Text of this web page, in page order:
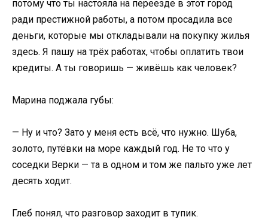
потому что ты настояла на переезде в этот город
ради престижной работы, а потом просадила все
деньги, которые мы откладывали на покупку жилья
здесь. Я пашу на трёх работах, чтобы оплатить твои
кредиты. А ты говоришь — живёшь как человек?
Марина поджала губы:
— Ну и что? Зато у меня есть всё, что нужно. Шуба,
золото, путёвки на море каждый год. Не то что у
соседки Верки — та в одном и том же пальто уже лет
десять ходит.
Глеб понял, что разговор заходит в тупик.